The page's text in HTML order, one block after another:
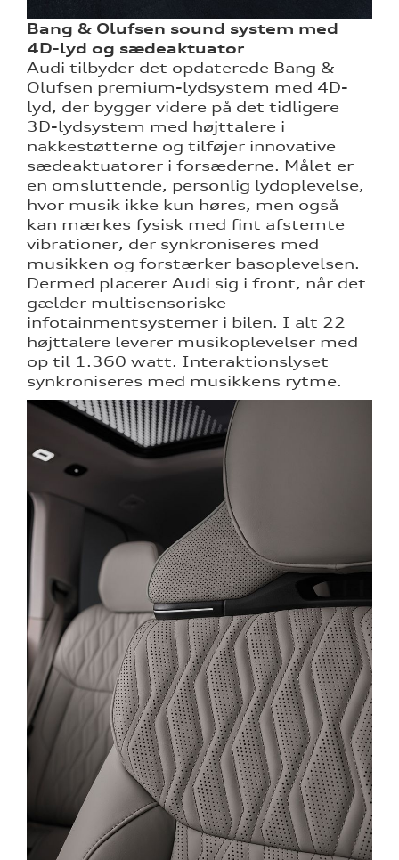
Bang & Olufsen sound system med
4D-lyd og sædeaktuator
Audi tilbyder det opdaterede Bang &
Olufsen premium-lydsystem med 4D-
lyd, der bygger videre på det tidligere
3D-lydsystem med højttalere i
nakkestøtterne og tilføjer innovative
sædeaktuatorer i forsæderne. Målet er
en omsluttende, personlig lydoplevelse,
hvor musik ikke kun høres, men også
kan mærkes fysisk med fint afstemte
vibrationer, der synkroniseres med
musikken og forstærker basoplevelsen.
Dermed placerer Audi sig i front, når det
gælder multisensoriske
infotainmentsystemer i bilen. I alt 22
højttalere leverer musikoplevelser med
op til 1.360 watt. Interaktionslyset
synkroniseres med musikkens rytme.